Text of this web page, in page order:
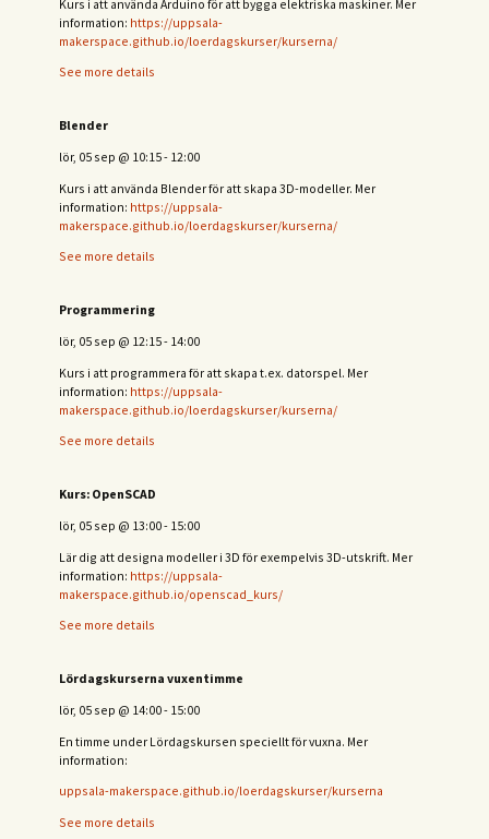
Kurs i att använda Arduino för att bygga elektriska maskiner. Mer
information: https://uppsala-
makerspace.github.io/loerdagskurser/kurserna/
See more details
Blender
lör, 05 sep @ 10:15- 12:00
Kurs i att använda Blender för att skapa 3D-modeller. Mer
information: https://uppsala-
makerspace.github.io/loerdagskurser/kurserna/
See more details
Programmering
lör, 05 sep @ 12:15- 14:00
Kurs i att programmera för att skapa t.ex. datorspel. Mer
information: https://uppsala-
makerspace.github.io/loerdagskurser/kurserna/
See more details
Kurs: OpenSCAD
lör, 05 sep @ 13:00- 15:00
Lär dig att designa modeller i 3D för exempelvis 3D-utskrift. Mer
information: https://uppsala-
makerspace.github.io/openscad_kurs/
See more details
Lördagskurserna vuxentimme
lör, 05 sep @ 14:00- 15:00
En timme under Lördagskursen speciellt för vuxna. Mer
information:
uppsala-makerspace.github.io/loerdagskurser/kurserna
See more details